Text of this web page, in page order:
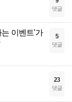
댓글
이벤트'가
5
댓글
23
댓글